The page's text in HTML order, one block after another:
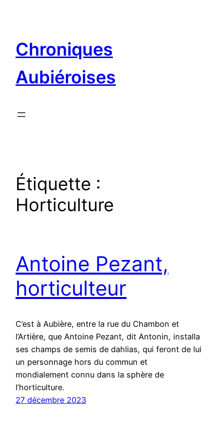
Chroniques
Aubiéroises
Étiquette :
Horticulture
Antoine Pezant,
horticulteur
C’est à Aubière, entre la rue du Chambon et
l’Artière, que Antoine Pezant, dit Antonin, installa
ses champs de semis de dahlias, qui feront de lui
un personnage hors du commun et
mondialement connu dans la sphère de
l’horticulture.
27 décembre 2023